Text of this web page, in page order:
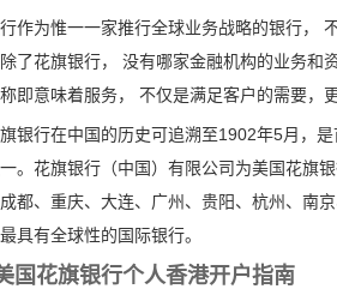
作为惟一一家推行全球业务战略的银行，
了花旗银行， 没有哪家金融机构的业务和
即意味着服务， 不仅是满足客户的需要，
银行在中国的历史可追溯至1902年5月，
。花旗银行（中国）有限公司为美国花旗
都、重庆、大连、广州、贵阳、杭州、南
具有全球性的国际银行。
国花旗银行个人香港开户指南